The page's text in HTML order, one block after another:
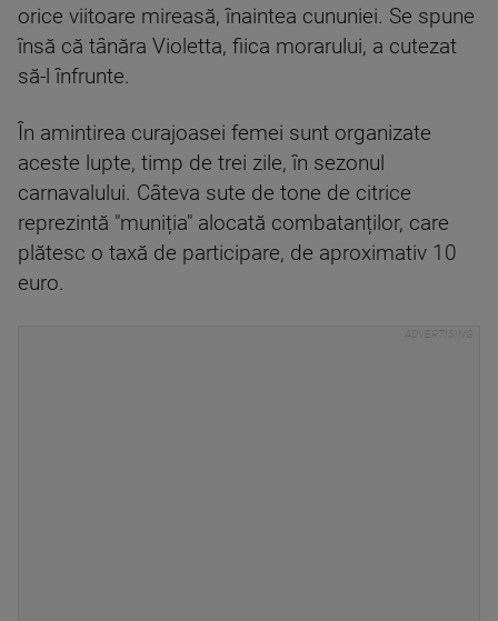
orice viitoare mireasă, înaintea cununiei. Se spune
însă că tânăra Violetta, fiica morarului, a cutezat
să-l înfrunte.
În amintirea curajoasei femei sunt organizate
aceste lupte, timp de trei zile, în sezonul
carnavalului. Câteva sute de tone de citrice
reprezintă "muniția" alocată combatanților, care
plătesc o taxă de participare, de aproximativ 10
euro.